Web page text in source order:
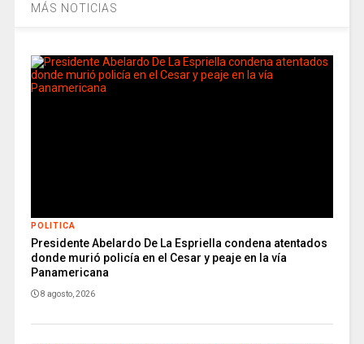
MÁS NOTICIAS
POLITICA
Presidente Abelardo De La Espriella condena atentados
donde murió policía en el Cesar y peaje en la vía
Panamericana
8 agosto, 2026